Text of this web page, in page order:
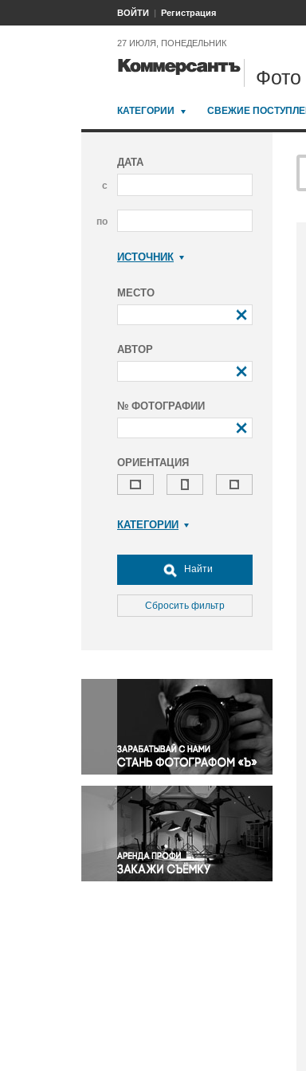
ВОЙТИ Регистрация
27 ИЮЛЯ, ПОНЕДЕЛЬНИК
Фото
КАТЕГОРИИ СВЕЖИЕ
ДАТА
с
по
ИСТОЧНИК
МЕСТО
АВТОР
№ ФОТОГРАФИИ
ОРИЕНТАЦИЯ
КАТЕГОРИИ
Досуг, туризм и отдых
Культура
Медицина
Окружающая среда
Политика
Правосудие
Происшествия и конфликты
Религия
Светская жизнь
Спорт
Экология
Экономика и бизнес
Найти
Сбросить фильтр